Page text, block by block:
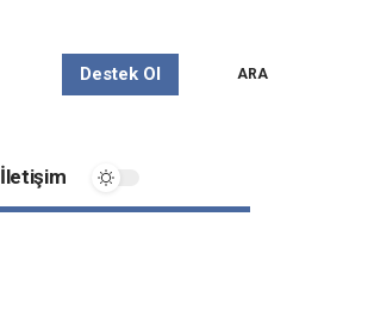
Destek Ol ARA
İletişim